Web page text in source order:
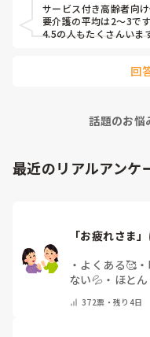
サービス付き高齢者向
要介護の平均は2〜3です
4.5の人もたくさんいま
回
話題のお悩
最近のリアルアンケ
「お疲れさま
・ よくある🥰 ・
ない💦 ・ ほと
372票・残り4日